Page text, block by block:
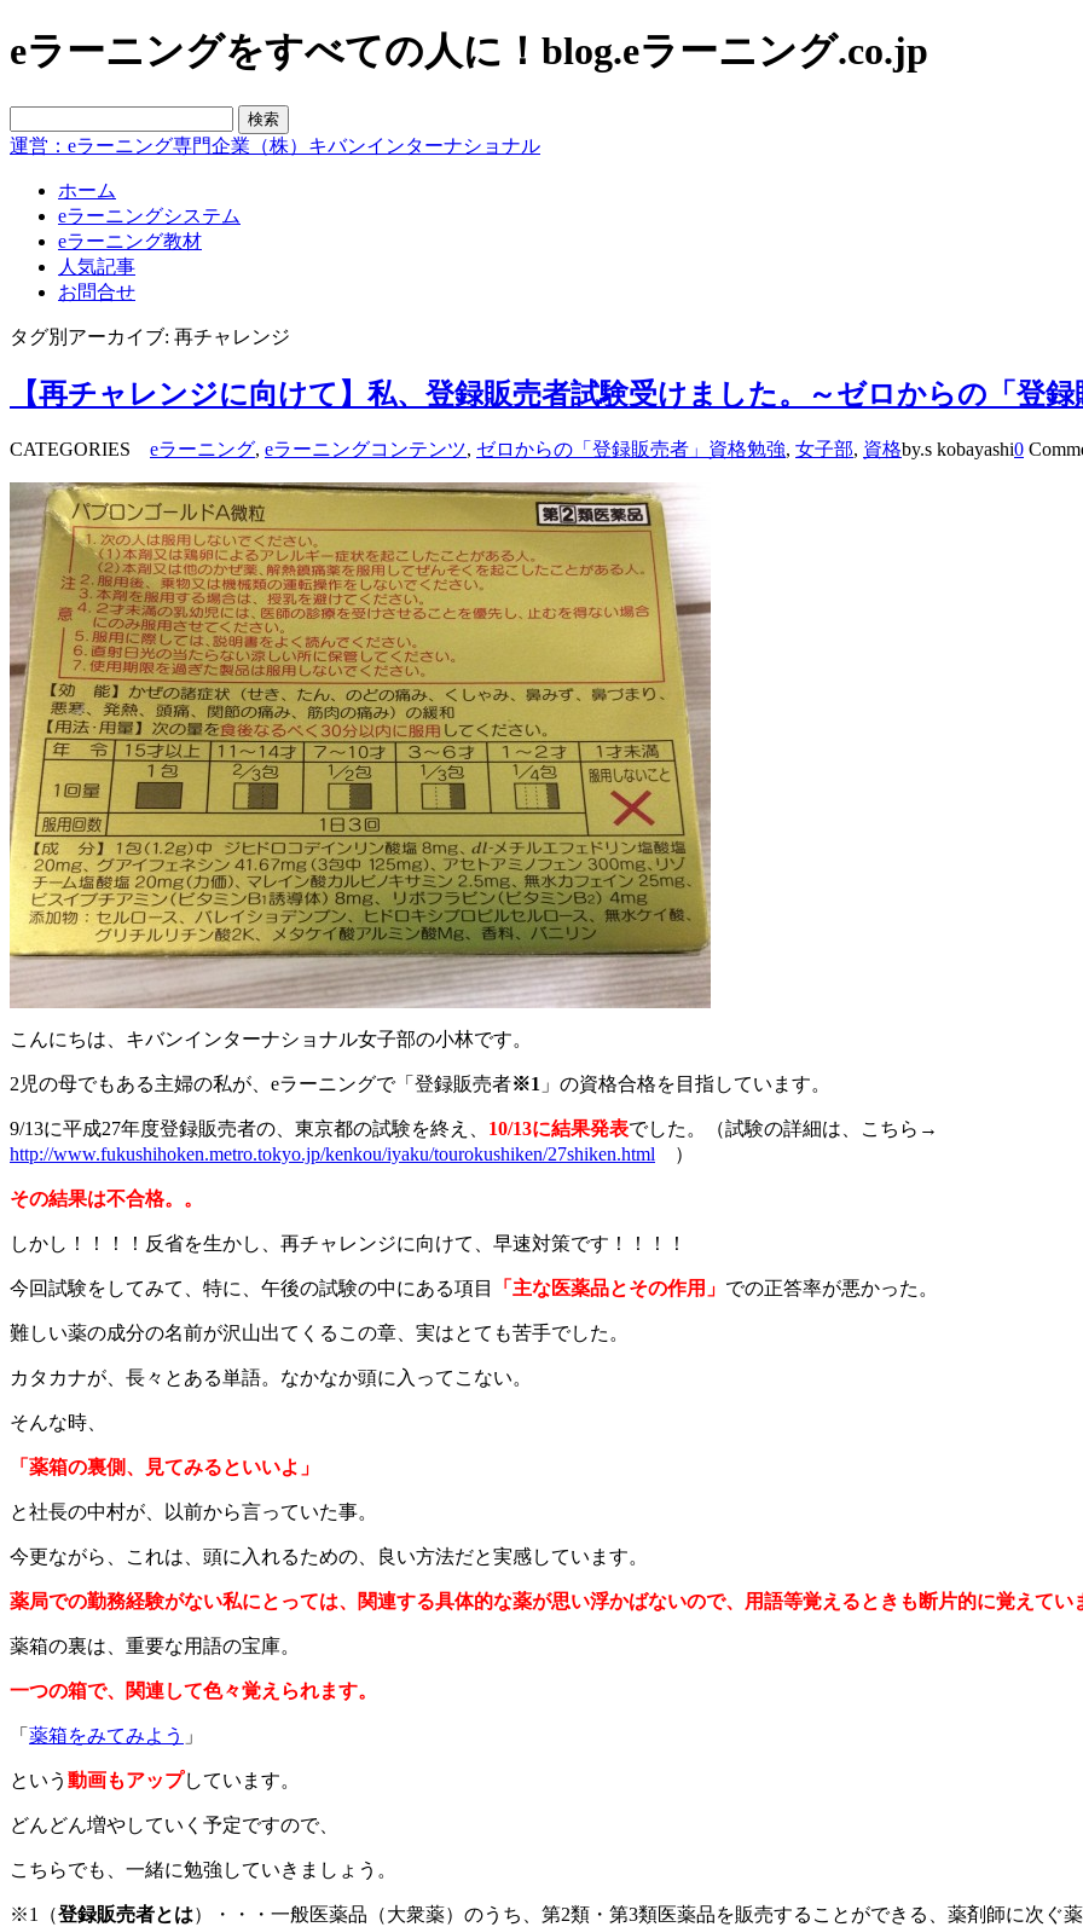
eラーニングをすべての人に！blog.eラーニング.co.jp
運営：eラーニング専門企業（株）キバンインターナショナル
ホーム
eラーニングシステム
eラーニング教材
人気記事
お問合せ
タグ別アーカイブ: 再チャレンジ
【再チャレンジに向けて】私、登録販売者試験受けました。～ゼロからの「登
CATEGORIES eラーニング, eラーニングコンテンツ, ゼロからの「登録販売者」資格勉強, 女子部, 資格by.s kobayashi0
こんにちは、キバンインターナショナル女子部の小林です。
2児の母でもある主婦の私が、eラーニングで「登録販売者※1 」の資格合格を目指しています。
9/13に平成27年度登録販売者の、東京都の試験を終え、 10/13に結果発表でした。（試験の詳細は、こちら→
http://www.fukushihoken.metro.tokyo.jp/kenkou/iyaku/tourokushiken/27shiken.html ）
その結果は不合格。。
しかし！！！！反省を生かし、再チャレンジに向けて、早速対策です！！！！
今回試験をしてみて、特に、午後の試験の中にある項目 「主な医薬品とその作用」 での正答率が悪かった。
難しい薬の成分の名前が沢山出てくるこの章、実はとても苦手でした。
カタカナが、長々とある単語。なかなか頭に入ってこない。
そんな時、
「薬箱の裏側、見てみるといいよ」
と社長の中村が、以前から言っていた事。
今更ながら、これは、頭に入れるための、良い方法だと実感しています。
薬局での勤務経験がない私にとっては、関連する具体的な薬が思い浮かばないので、用語等覚えるときも断片的に覚えてい
薬箱の裏は、重要な用語の宝庫。
一つの箱で、関連して色々覚えられます。
「 薬箱をみてみよう 」
という 動画もアップしています。
どんどん増やしていく予定ですので、
こちらでも、一緒に勉強していきましょう。
※1（登録販売者とは）・・・一般医薬品（大衆薬）のうち、第2類・第3類医薬品を販売することができる、薬剤師に次ぐ